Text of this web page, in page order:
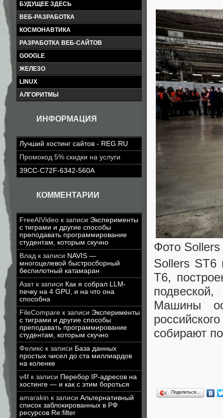
БУДУЩЕЕ ЗДЕСЬ
ВЕБ-РАЗРАБОТКА
КОСМОНАВТИКА
РАЗРАБОТКА ВЕБ-САЙТОВ
GOOGLE
ЖЕЛЕЗО
LINUX
АЛГОРИТМЫ
ИНФОРМАЦИЯ
Лучший хостинг сайтов - REG.RU
Промокод 5% скидки на услуги
39CC-C72F-6342-560A
КОММЕНТАРИИ
FreeAIVideo к записи Эксперименты
с тиграми и другие способы
преподавать программирование
студентам, которым скучно
Влад к записи NAVIS —
многоцелевой быстросборный
беспилотный катамаран
Азатк записи Как я собрал LLM-
печку на 4 GPU, и на что она
способна
FileCompare к записи Эксперименты
с тиграми и другие способы
преподавать программирование
студентам, которым скучно
Феликс к записи База данных
простых чисел до ста миллиардов
на коленке
v4f к записи Перебор IP-адресов на
хостинге — и как с этим бороться
amarakin к записи Альтернативный
список заблокированных в РФ
ресурсов Re:filter
Фото Sollers
Sollers ST6
T6,
Машины
собирают
Поделиться…